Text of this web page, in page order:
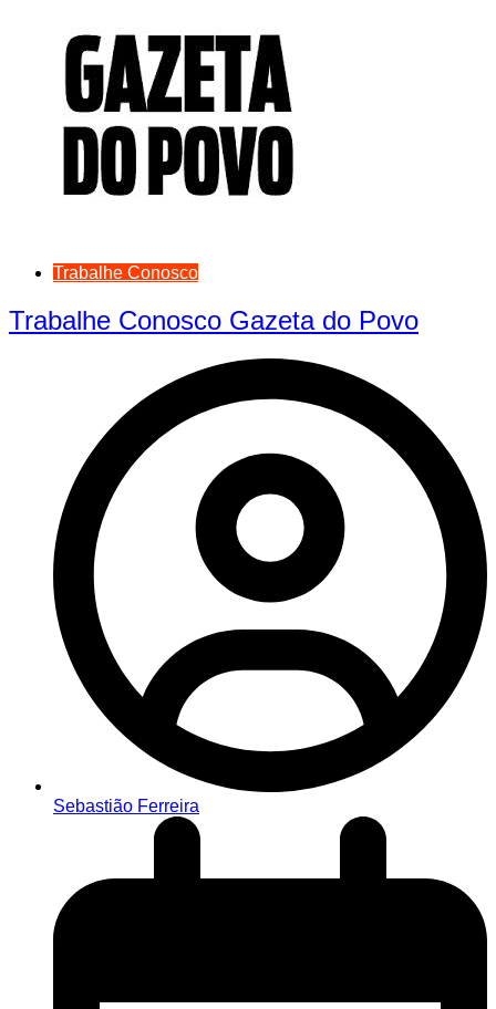
Trabalhe Conosco
Trabalhe Conosco Gazeta do Povo
Sebastião Ferreira